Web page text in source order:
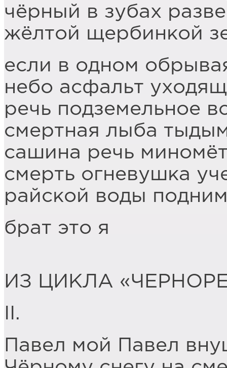
чёрный в зубах
жёлтой щербинкой
если в одном
небо асфальт
речь подземельное
смертная лыба
сашина речь
смерть огневушка
райской воды
брат это я
ИЗ ЦИКЛА
II.
Павел мой Павел